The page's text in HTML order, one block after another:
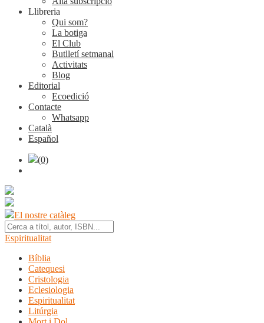
Llibreria
Qui som?
La botiga
El Club
Butlletí setmanal
Activitats
Blog
Editorial
Ecoedició
Contacte
Whatsapp
Català
Español
(0)
El nostre catàleg
Espiritualitat
Bíblia
Catequesi
Cristologia
Eclesiologia
Espiritualitat
Litúrgia